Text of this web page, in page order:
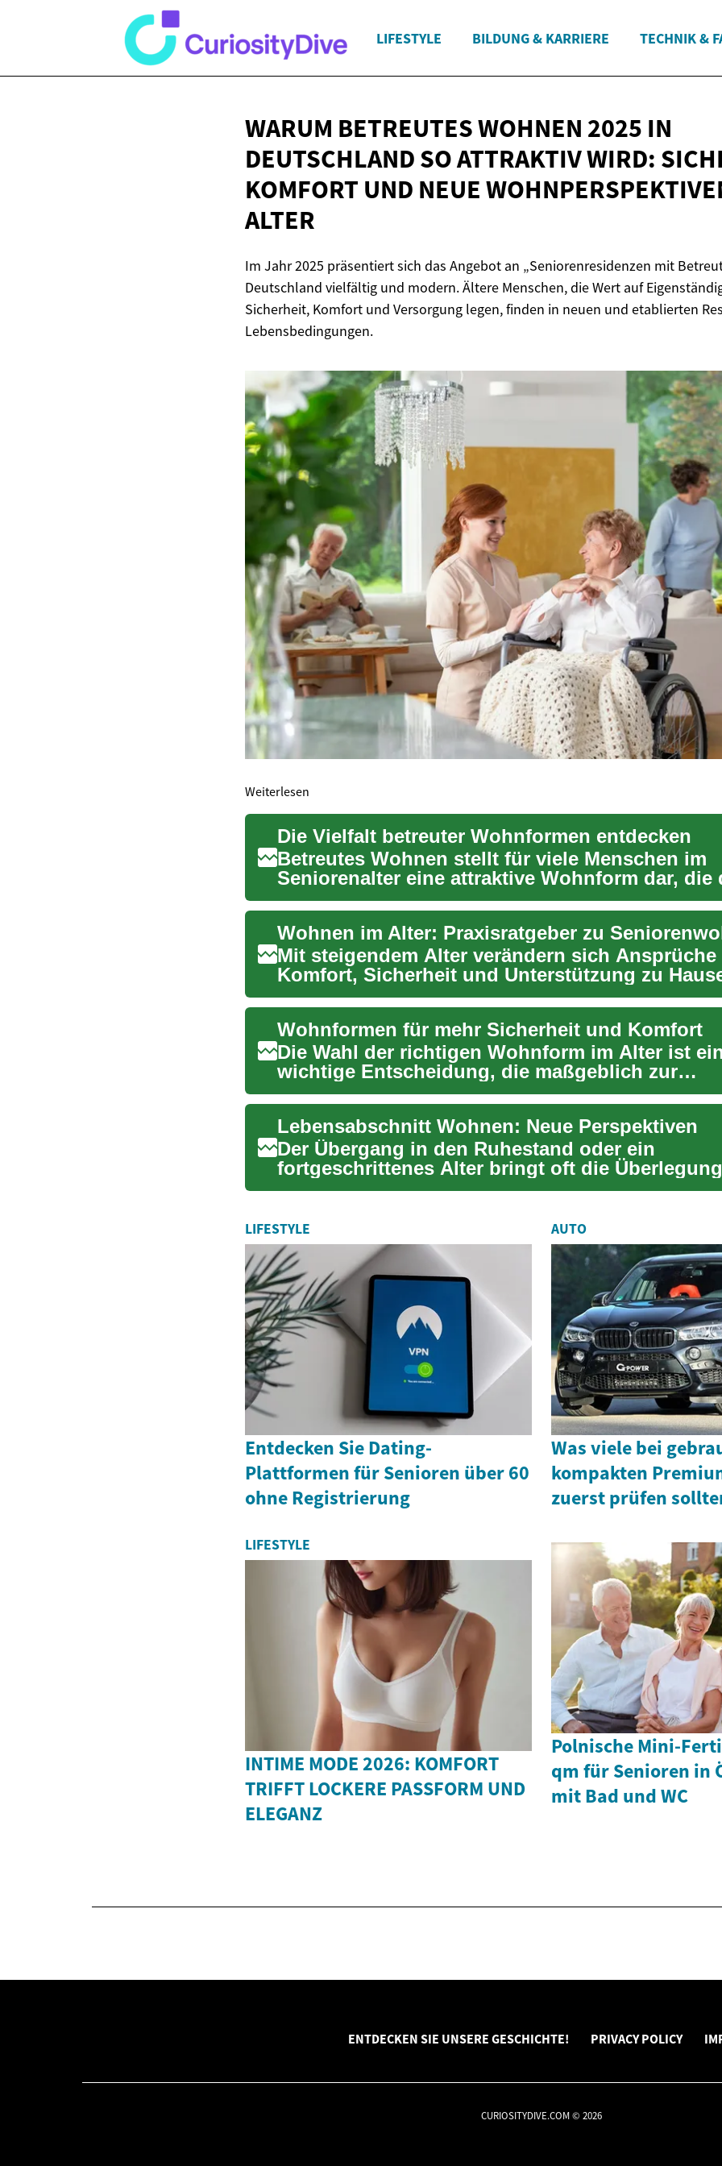
LIFESTYLE BILDUNG & KARRIERE TECHNIK &
WARUM BETREUTES WOHNEN 2025 IN
DEUTSCHLAND SO ATTRAKTIV WIRD:
KOMFORT UND NEUE
ALTER
Im Jahr 2025 präsentiert sich das Angebot an „Seniorenresidenzen mit
Deutschland vielfältig und modern. Ältere Menschen, die Wert auf
Sicherheit, Komfort und Versorgung legen, finden in neuen und etablierten
Lebensbedingungen.
Weiterlesen
Die Vielfalt betreuter Wohnformen entdecken
Betreutes Wohnen stellt für viele Menschen im
Seniorenalter eine attraktive Wohnform dar, die
abzielt, ein sel...
Wohnen im Alter: Praxisratgeber zu
Mit steigendem Alter verändern sich Ansprüche
Komfort, Sicherheit und Unterstützung zu
ausführliche ...
Wohnformen für mehr Sicherheit und Komfort
Die Wahl der richtigen Wohnform im Alter ist
wichtige Entscheidung, die maßgeblich zur
Lebensqualität beitragen ...
Lebensabschnitt Wohnen: Neue Perspektiven
Der Übergang in den Ruhestand oder ein
fortgeschrittenes Alter bringt oft die
sich, wie das Wohnen in ...
LIFESTYLE
Entdecken Sie Dating-
Plattformen für Senioren über 60
ohne Registrierung
AUTO
Was viele bei
kompakten
zuerst prüfen
LIFESTYLE
INTIME MODE 2026: KOMFORT
TRIFFT LOCKERE PASSFORM UND
ELEGANZ
Polnische Mini-
qm für Senioren in
mit Bad und WC
ENTDECKEN SIE UNSERE GESCHICHTE! PRIVACY POLICY
CURIOSITYDIVE.COM © 2026